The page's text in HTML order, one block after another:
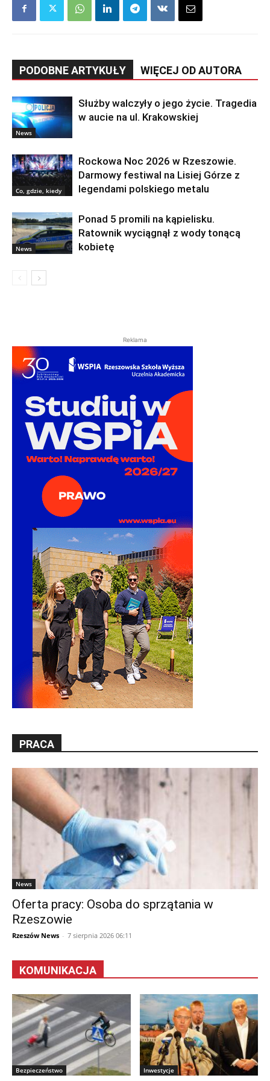
PODOBNE ARTYKUŁY WIĘCEJ OD AUTORA
News
Służby walczyły o jego życie. Tragedia
w aucie na ul. Krakowskiej
Co, gdzie, kiedy
Rockowa Noc 2026 w Rzeszowie.
Darmowy festiwal na Lisiej Górze z
legendami polskiego metalu
News
Ponad 5 promili na kąpielisku.
Ratownik wyciągnął z wody tonącą
kobietę
Reklama
PRACA
News
Oferta pracy: Osoba do sprzątania w
Rzeszowie
Rzeszów News - 7 sierpnia 2026 06:11
KOMUNIKACJA
Bezpieczeństwo Inwestycje